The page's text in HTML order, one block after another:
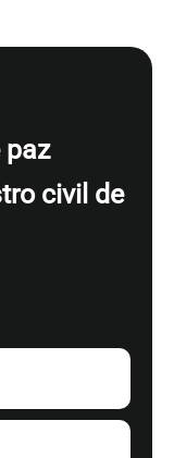
paz
civil de